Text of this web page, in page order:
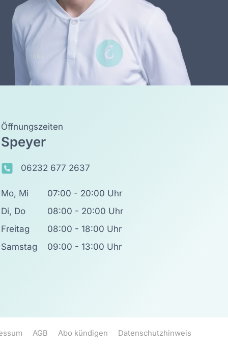
Öffnungszeiten
Speyer
06232 677 2637
Mo, Mi
07:00 - 20:00 Uhr
Di, Do
08:00 - 20:00 Uhr
Freitag
08:00 - 18:00 Uhr
Samstag
09:00 - 13:00 Uhr
AGB Abo kündigen Datenschutzhinweis